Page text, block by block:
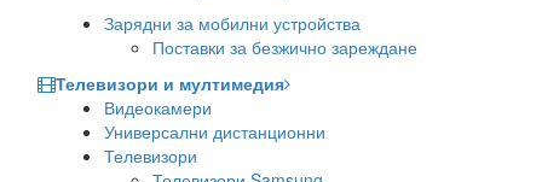
Зарядни за мобилни устройства
Поставки за безжично зареждане
Телевизори и мултимедия
Видеокамери
Универсални дистанционни
Телевизори